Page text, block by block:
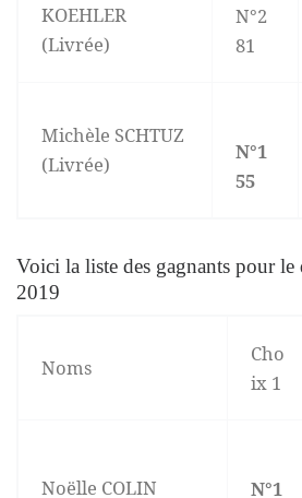
KOEHLER
(Livrée)
N°2
81
Michèle SCHTUZ
(Livrée)
N°1
55
Voici la liste des gagnants pour le
2019
Noms
Cho
ix 1
Noëlle COLIN
N°1